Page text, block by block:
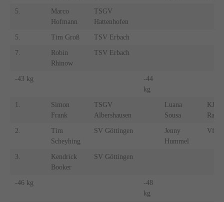
5.
Marco
Hofmann
TSGV
Hattenhofen
5. Tim Groß TSV Erbach
7.
Robin
Rhinow
TSV Erbach
-43 kg
-44
kg
1.
Simon
Frank
TSGV
Albershausen
Luana
Sousa
KJC
2.
Tim
Scheyhing
SV Göttingen
Jenny
Hummel
VfL
3.
Kendrick
Booker
SV Göttingen
-46 kg
-48
kg